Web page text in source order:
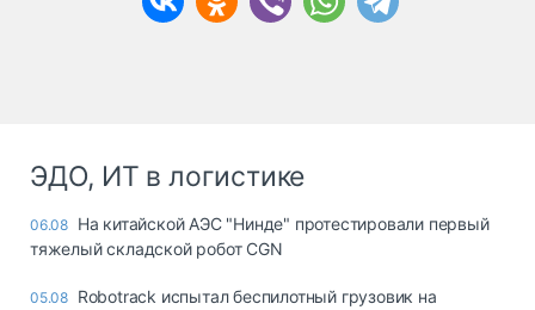
ЭДО, ИТ в логистике
06.08 На китайской АЭС "Нинде" протестировали первый
тяжелый складской робот CGN
05.08 Robotrack испытал беспилотный грузовик на